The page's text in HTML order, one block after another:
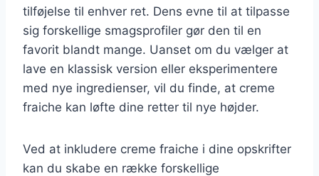
tilføjelse til enhver ret. Dens evne til at tilpasse
sig forskellige smagsprofiler gør den til en
favorit blandt mange. Uanset om du vælger at
lave en klassisk version eller eksperimentere
med nye ingredienser, vil du finde, at creme
fraiche kan løfte dine retter til nye højder.
Ved at inkludere creme fraiche i dine opskrifter
kan du skabe en række forskellige